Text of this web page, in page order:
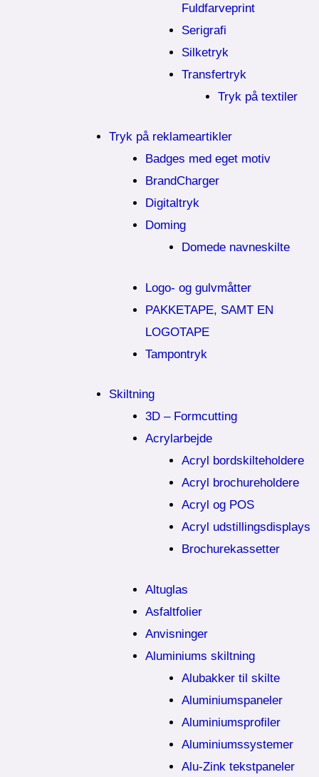
Fuldfarveprint
Serigrafi
Silketryk
Transfertryk
Tryk på textiler
Tryk på reklameartikler
Badges med eget motiv
BrandCharger
Digitaltryk
Doming
Domede navneskilte
Logo- og gulvmåtter
PAKKETAPE, SAMT EN
LOGOTAPE
Tampontryk
Skiltning
3D – Formcutting
Acrylarbejde
Acryl bordskilteholdere
Acryl brochureholdere
Acryl og POS
Acryl udstillingsdisplays
Brochurekassetter
Altuglas
Asfaltfolier
Anvisninger
Aluminiums skiltning
Alubakker til skilte
Aluminiumspaneler
Aluminiumsprofiler
Aluminiumssystemer
Alu-Zink tekstpaneler